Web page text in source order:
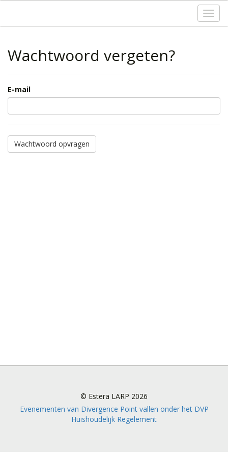
Wachtwoord vergeten?
E-mail
Wachtwoord opvragen
© Estera LARP 2026
Evenementen van Divergence Point vallen onder het DVP
Huishoudelijk Regelement